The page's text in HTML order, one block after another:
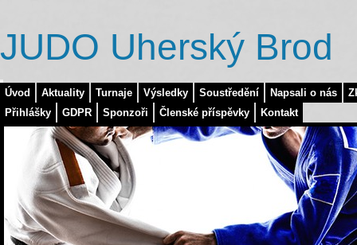
Úvod Aktuality Turnaje Výsledky Soustředění Napsali o nás
Přihlášky
GDPR Sponzoři Členské příspěvky Kontakt
JUDO Uherský Brod